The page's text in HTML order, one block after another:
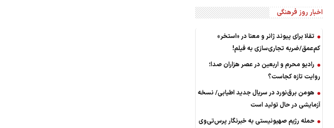
اخبار روز فرهنگی
تقلا برای پیوند ژانر و معنا در «استخر»
کم‌عمق/ضربه تجاری‌سازی به فیلم!
رادیو محرم و اربعین در عصر هزاران صدا؛
روایت تازه کجاست؟
هومن برق‌نورد در سریال جدید اطیابی/ نسخه
آزمایشی در حال تولید است
حمله رژیم صهیونیستی به خبرنگار پرس‌تی‌وی